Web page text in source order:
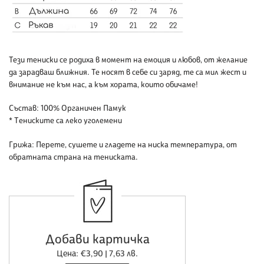
Тези тениски се родиха в момент на емоция и любов, от желание
да зарадваш ближния. Те носят в себе си заряд, те са мил жест и
внимание не към нас, а към хората, които обичаме!
Състав: 100% Органичен Памук
* Tениските са леко уголемени
Грижа: Перете, сушете и гладете на ниска температура, от
обратната страна на тениската.
Добави картичка
Цена: €3,90 | 7,63 лв.